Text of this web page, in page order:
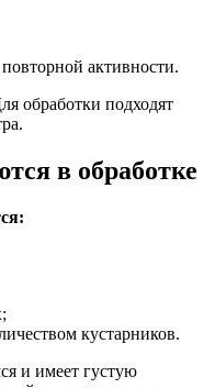
активности.
обработки подходят
в обработке
кустарников.
и имеет густую